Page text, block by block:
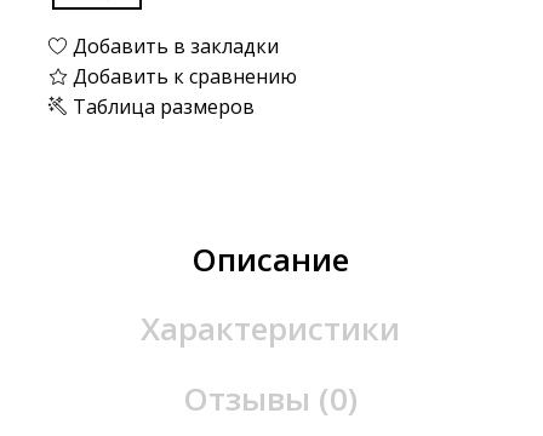
Добавить в закладки
Добавить к сравнению
Таблица размеров
Описание
Характеристики
Отзывы (0)